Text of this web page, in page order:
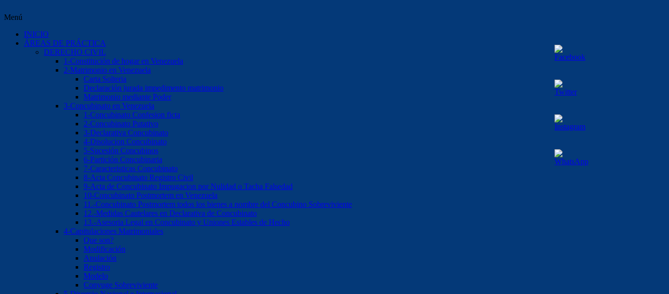
Menú
INICIO
ÁREAS DE PRÁCTICA
DERECHO CIVIL
1-Constitución de hogar en Venezuela
2-Matrimonio en Venezuela
Carta Solteria
Declaración jurada impedimento matrimonio
Matrimonio mediante Poder
3-Concubinato en Venezuela
1-Concubinato Confesion ficta
2-Concubinato Putativo
3-Declarativa Concubinato
4-Disolucion Concubinato
5-Sucesión Concubinos
6-Partición Concubinaria
7-Caracteristicas Concubinato
8-Acta Concubinato Registro Civil
9-Acta de Concubinato Impugacion por Nulidad o Tacha Falsedad
10-Concubinato Postmortem en Venezuela
11.-Concubinato Postmortem todos los bienes a nombre del Concubino Sobreviviente
12.-Medidas Cautelares en Declarativa de Concubinato
13.-Asesoria Legal en Concubinato y Uniones Estables de Hecho
4-Capitulaciones Matrimoniales
Que son?
Modificación
Anulación
Registro
Modelo
Conyuge Sobreviviente